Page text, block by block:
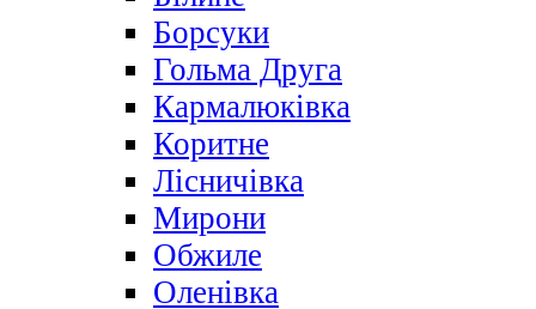
Борсуки
Гольма Друга
Кармалюківка
Коритне
Лісничівка
Мирони
Обжиле
Оленівка